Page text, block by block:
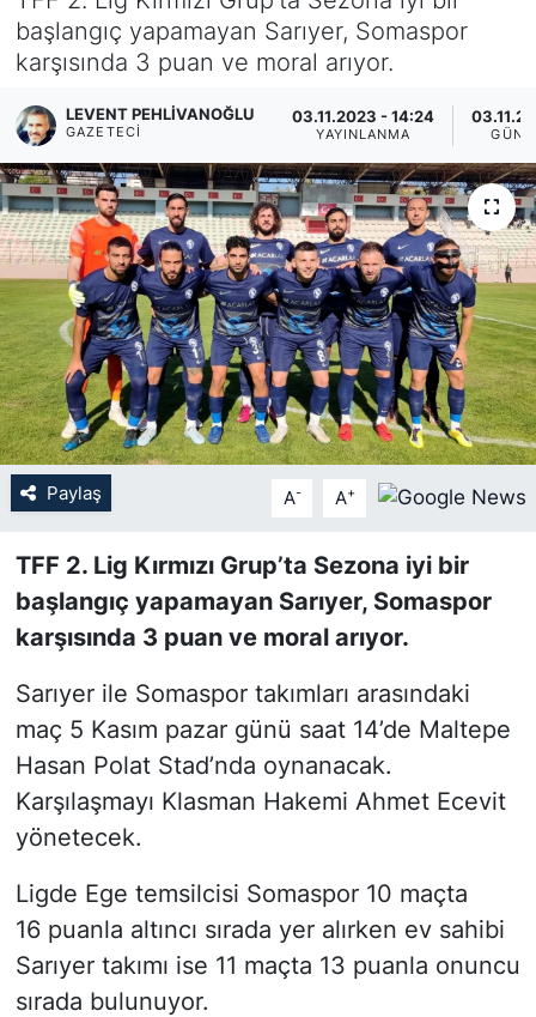
başlangıç yapamayan Sarıyer, Somaspor
karşısında 3 puan ve moral arıyor.
LEVENT PEHLIVANOĞLU
GAZETECI
03.11.2023 - 14:24
YAYINLANMA
Paylaş A- A+
TFF 2. Lig Kırmızı Grup’ta Sezona iyi bir
başlangıç yapamayan Sarıyer, Somaspor
karşısında 3 puan ve moral arıyor.
Sarıyer ile Somaspor takımları arasındaki
maç 5 Kasım pazar günü saat 14’de Maltepe
Hasan Polat Stad’nda oynanacak.
Karşılaşmayı Klasman Hakemi Ahmet Ecevit
yönetecek.
Ligde Ege temsilcisi Somaspor 10 maçta
16 puanla altıncı sırada yer alırken ev sahibi
Sarıyer takımı ise 11 maçta 13 puanla onuncu
sırada bulunuyor.
KÖŞE YAZILARI
KÖŞE YAZILARI (Arşiv)
KÜLTÜR SANAT
MAGAZİN
RÖPORTAJ
SAĞLIK
SARIYER HABERLERİ
SARIYER İMAR BARIŞI
SİYASET
SON DAKİKA HABERİ
SPOR
TEKNOLOJİ
TÜRKİYE VE DÜNYA GÜNDEMİ
VİDEO GALERİ
YAŞAM